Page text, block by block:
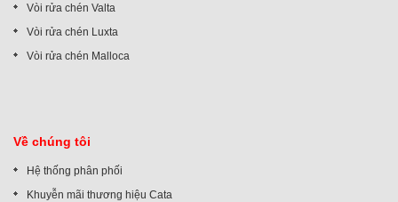
Vòi rửa chén Valta
Vòi rửa chén Luxta
Vòi rửa chén Malloca
Về chúng tôi
Hệ thống phân phối
Khuyễn mãi thương hiệu Cata